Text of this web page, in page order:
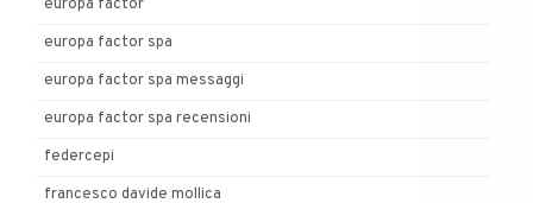
europa factor
europa factor spa
europa factor spa messaggi
europa factor spa recensioni
federcepi
francesco davide mollica